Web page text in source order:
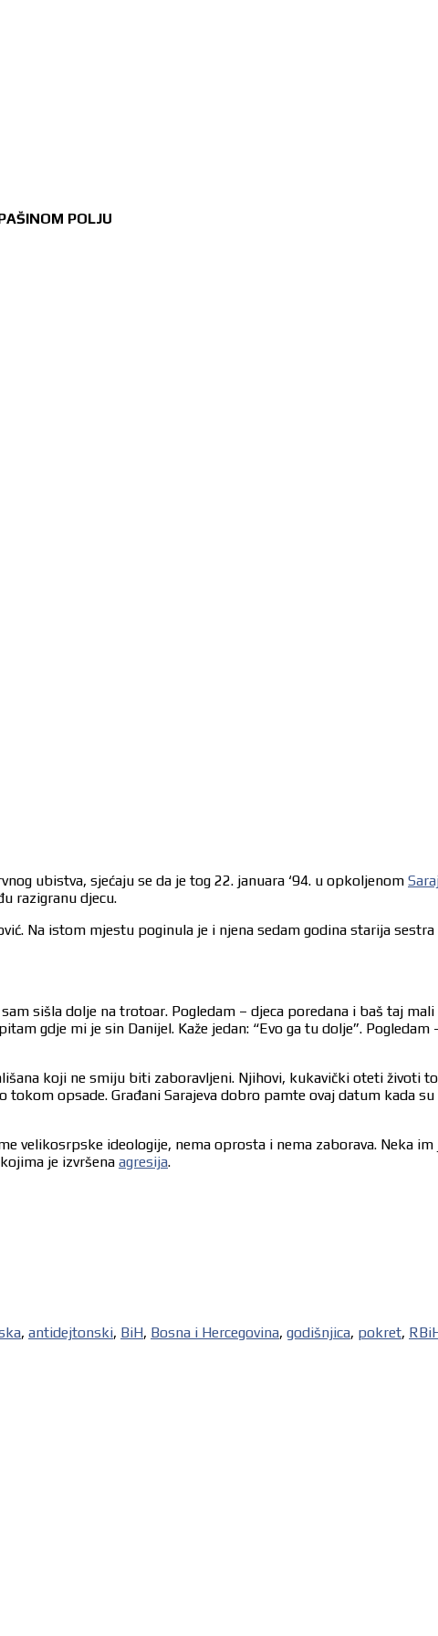
POLJU
ubistva, sjećaju se da je tog 22. januara ‘94. u opkoljenom
razigranu djecu.
Na istom mjestu poginula je i njena sedam godina starija
sišla dolje na trotoar. Pogledam – djeca poredana i baš taj
gdje mi je sin Danijel. Kaže jedan: “Evo ga tu dolje”.
koji ne smiju biti zaboravljeni. Njihovi, kukavički oteti životi
tokom opsade. Građani Sarajeva dobro pamte ovaj datum kada
velikosrpske ideologije, nema oprosta i nema zaborava. Neka
je izvršena agresija.
, antidejtonski, BiH, Bosna i Hercegovina, godišnjica, pokret,